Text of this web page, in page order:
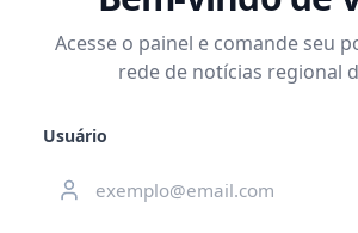
Acesse o painel e comande seu
rede de notícias regional
Usuário